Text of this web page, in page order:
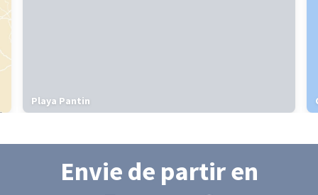
Playa Pantin
Envie de partiren